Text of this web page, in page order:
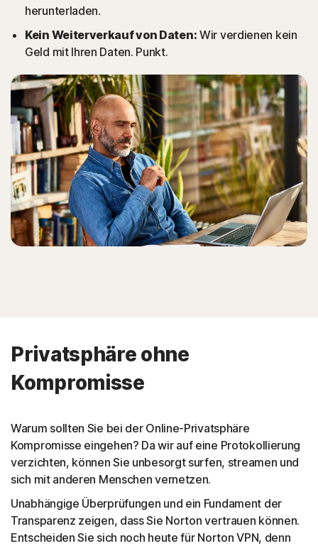
herunterladen.
Kein Weiterverkauf von Daten: Wir verdienen kein
Geld mit Ihren Daten. Punkt.
Privatsphäre ohne
Kompromisse
Warum sollten Sie bei der Online-Privatsphäre
Kompromisse eingehen? Da wir auf eine Protokollierung
verzichten, können Sie unbesorgt surfen, streamen und
sich mit anderen Menschen vernetzen.
Unabhängige Überprüfungen und ein Fundament der
Transparenz zeigen, dass Sie Norton vertrauen können.
Entscheiden Sie sich noch heute für Norton VPN, denn